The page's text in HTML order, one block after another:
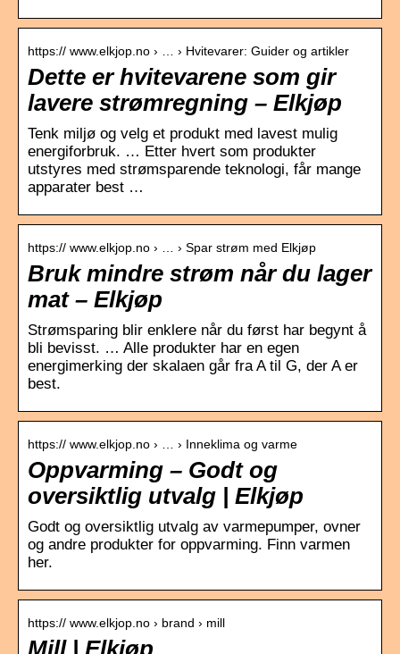
https:// www.elkjop.no › … › Hvitevarer: Guider og artikler
Dette er hvitevarene som gir
lavere strømregning – Elkjøp
Tenk miljø og velg et produkt med lavest mulig
energiforbruk. … Etter hvert som produkter
utstyres med strømsparende teknologi, får mange
apparater best …
https:// www.elkjop.no › … › Spar strøm med Elkjøp
Bruk mindre strøm når du lager
mat – Elkjøp
Strømsparing blir enklere når du først har begynt å
bli bevisst. … Alle produkter har en egen
energimerking der skalaen går fra A til G, der A er
best.
https:// www.elkjop.no › … › Inneklima og varme
Oppvarming – Godt og
oversiktlig utvalg | Elkjøp
Godt og oversiktlig utvalg av varmepumper, ovner
og andre produkter for oppvarming. Finn varmen
her.
https:// www.elkjop.no › brand › mill
Mill | Elkjøp